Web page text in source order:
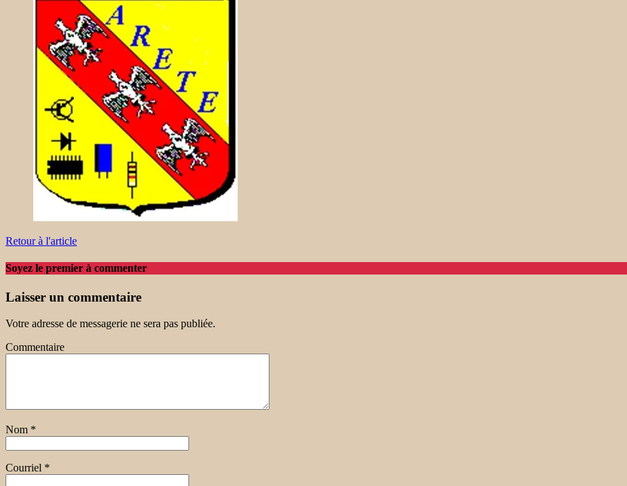
Retour à l'article
Soyez le premier à commenter
Laisser un commentaire
Votre adresse de messagerie ne sera pas publiée.
Commentaire
Nom *
Courriel *